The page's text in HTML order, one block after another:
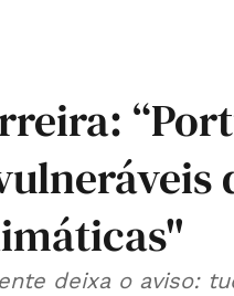
deixa o aviso: